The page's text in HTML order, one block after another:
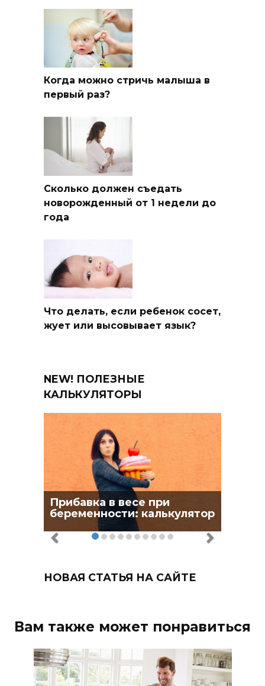
Когда можно стричь малыша в
первый раз?
Сколько должен съедать
новорожденный от 1 недели до
года
Что делать, если ребенок сосет,
жует или высовывает язык?
NEW! ПОЛЕЗНЫЕ
КАЛЬКУЛЯТОРЫ
Прибавка в весе при
беременности: калькулятор
НОВАЯ СТАТЬЯ НА САЙТЕ
Вам также может понравиться